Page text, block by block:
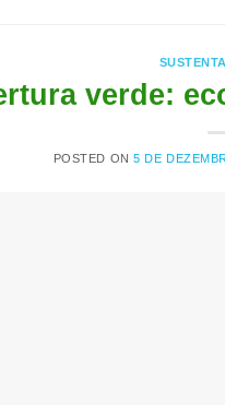
verde:
POSTED ON5 DE